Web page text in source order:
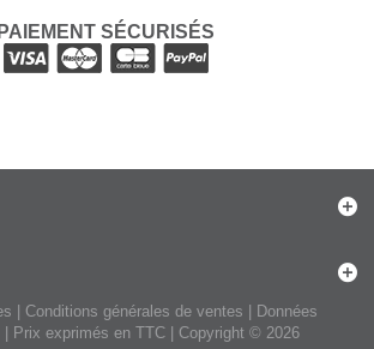
PAIEMENT SÉCURISÉS
Conditions générales de ventes
Données
| Prix exprimés en TTC | Copyright © 2026